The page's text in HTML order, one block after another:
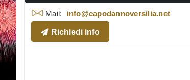
Mail: info@capodannoversilia.net
Richiedi info